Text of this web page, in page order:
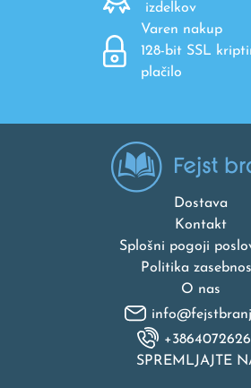
izdelkov
Varen nakup
128-bit SSL
plačilo
Dostava
Kontakt
Splošni pogoji
Politika
O nas
SPREMLJAJTE